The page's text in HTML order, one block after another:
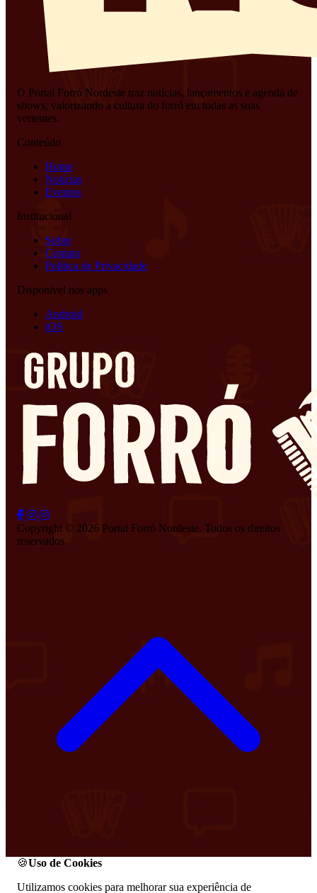
O Portal Forró Nordeste traz notícias, lançamentos e agenda de
shows, valorizando a cultura do forró em todas as suas
vertentes.
Conteúdo
Home
Notícias
Eventos
Institucional
Sobre
Contato
Política de Privacidade
Disponível nos apps
Android
iOS
Copyright © 2026 Portal Forró Nordeste. Todos os direitos
reservados.
🍪Uso de Cookies
Utilizamos cookies para melhorar sua experiência de